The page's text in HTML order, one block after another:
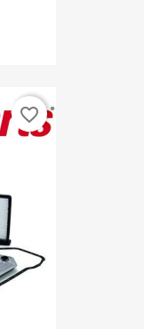
favorite_border